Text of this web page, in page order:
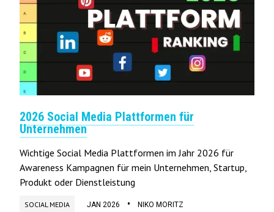
2026 Social Media Plattformen für
Unternehmen
Wichtige Social Media Plattformen im Jahr 2026 für
Awareness Kampagnen für mein Unternehmen, Startup,
Produkt oder Dienstleistung
SOCIAL MEDIA JAN 2026 • NIKO MORITZ